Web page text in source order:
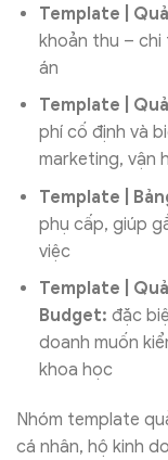
Template |
khoản thu –
án
Template |
phí cố định và
marketing, vận
Template |
phụ cấp, giúp
việc
Template |
Budget: đặc
doanh muốn
khoa học
Nhóm template
cá nhân, hộ kinh